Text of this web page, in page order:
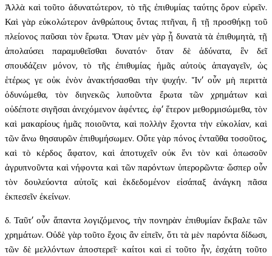
Ἀλλὰ καὶ τοῦτο ἀδυνατώτερον, τὸ τῆς ἐπιθυμίας ταύτης ὅρον εὑρεῖν.
Καὶ γὰρ εὐκολώτερον ἀνθρώπους ὄντας πτῆναι, ἢ τῇ προσθήκῃ τοῦ
πλείονος παῦσαι τὸν ἔρωτα. Ὅταν μὲν γὰρ ᾖ δυνατὰ τὰ ἐπιθυμητὰ, τῇ
ἀπολαύσει παραμυθεῖσθαι δυνατόν· ὅταν δὲ ἀδύνατα, ἓν δεῖ
σπουδάζειν μόνον, τὸ τῆς ἐπιθυμίας ἡμᾶς αὐτοὺς ἀπαγαγεῖν, ὡς
ἑτέρως γε οὐκ ἐνὸν ἀνακτήσασθαι τὴν ψυχήν. Ἵν’ οὖν μὴ περιττὰ
ὀδυνώμεθα, τὸν διηνεκῶς λυποῦντα ἔρωτα τῶν χρημάτων καὶ
οὐδέποτε σιγῆσαι ἀνεχόμενον ἀφέντες, ἐφ’ ἕτερον μεθορμισώμεθα, τὸν
καὶ μακαρίους ἡμᾶς ποιοῦντα, καὶ πολλὴν ἔχοντα τὴν εὐκολίαν, καὶ
τῶν ἄνω θησαυρῶν ἐπιθυμήσωμεν. Οὔτε γὰρ πόνος ἐνταῦθα τοσοῦτος,
καὶ τὸ κέρδος ἄφατον, καὶ ἀποτυχεῖν οὐκ ἔνι τὸν καὶ ὁπωσοῦν
ἀγρυπνοῦντα καὶ νήφοντα καὶ τῶν παρόντων ὑπερορῶντα· ὥσπερ οὖν
τὸν δουλεύοντα αὐτοῖς καὶ ἐκδεδομένον εἰσάπαξ ἀνάγκη πᾶσα
ἐκπεσεῖν ἐκείνων.
δ. Ταῦτ’ οὖν ἅπαντα λογιζόμενος, τὴν πονηρὰν ἐπιθυμίαν ἔκβαλε τῶν
χρημάτων. Οὐδὲ γὰρ τοῦτο ἔχοις ἂν εἰπεῖν, ὅτι τὰ μὲν παρόντα δίδωσι,
τῶν δὲ μελλόντων ἀποστερεῖ· καίτοι καὶ εἰ τοῦτο ἦν, ἐσχάτη τοῦτο